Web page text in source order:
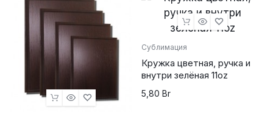
Сублимация
Кружка цветная, ручка и
внутри зелёная 11oz
5,80 Br